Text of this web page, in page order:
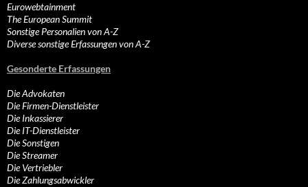
Eurowebtainment
The European Summit
Sonstige Personalien von A-Z
Diverse sonstige Erfassungen von A-Z
Gesonderte Erfassungen
Die Advokaten
Die Firmen-Dienstleister
Die Inkassierer
Die IT-Dienstleister
Die Sonstigen
Die Streamer
Die Vertriebler
Die Zahlungsabwickler